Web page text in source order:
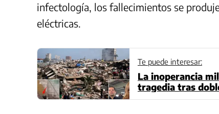
infectología, los fallecimientos se
eléctricas.
Te puede interesar:
La inoperancia
tragedia tras